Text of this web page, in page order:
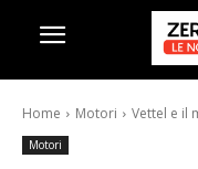
Home Motori Vettel e il
Motori